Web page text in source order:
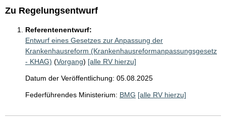
Zu Regelungsentwurf
Referentenentwurf:
Entwurf eines Gesetzes zur Anpassung der
Krankenhausreform (Krankenhausreformanpassungsgesetz
- KHAG) (Vorgang) [alle RV hierzu]
Datum der Veröffentlichung: 05.08.2025
Federführendes Ministerium: BMG [alle RV hierzu]